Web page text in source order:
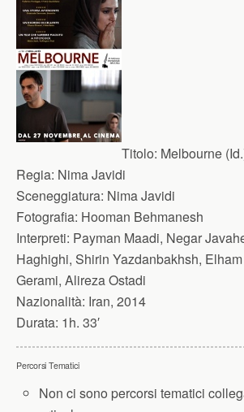
Titolo: Melbourne
Regia: Nima Javidi
Sceneggiatura: Nima Javidi
Fotografia: Hooman Behmanesh
Interpreti: Payman Maadi, Negar
Haghighi, Shirin Yazdanbakhsh,
Gerami, Alireza Ostadi
Nazionalità: Iran, 2014
Durata: 1h. 33′
Percorsi Tematici
Non ci sono percorsi tematici